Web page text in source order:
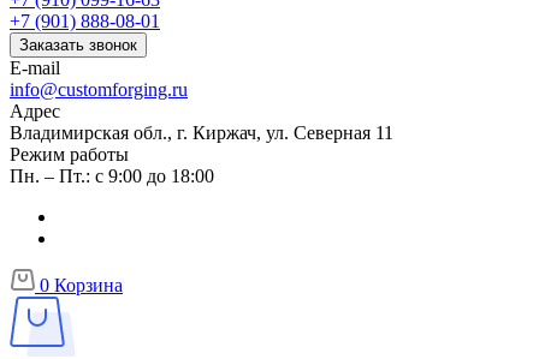
+7 (901) 888-08-01
Заказать звонок
E-mail
info@customforging.ru
Адрес
Владимирская обл., г. Киржач, ул. Северная 11
Режим работы
Пн. – Пт.: с 9:00 до 18:00
0 Корзина